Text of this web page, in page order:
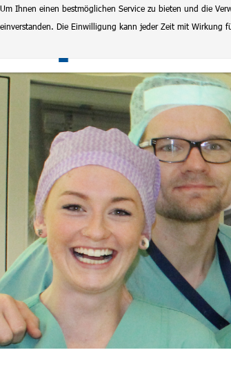
Um Ihnen einen bestmöglichen Service zu bieten und die
einverstanden. Die Einwilligung kann jeder Zeit mit Wirkung
Klinikum